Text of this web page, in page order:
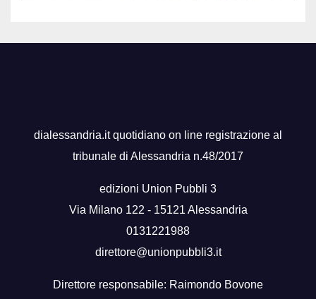
dialessandria.it quotidiano on line registrazione al
tribunale di Alessandria n.48/2017
edizioni Union Pubbli 3
Via Milano 122 - 15121 Alessandria
0131221988
direttore@unionpubbli3.it
Direttore responsabile: Raimondo Bovone